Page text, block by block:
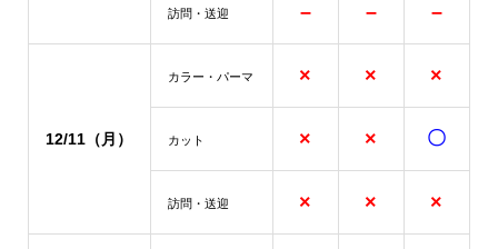
訪問・送迎 – – –
12/11（月）
カラー・パーマ × × ×
カット × × 〇
訪問・送迎 × × ×